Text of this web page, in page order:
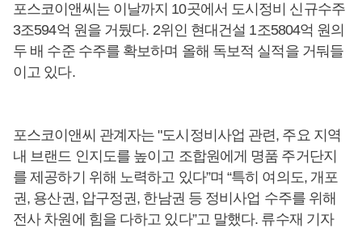
포스코이앤씨는 이날까지 10곳에서 도시정비 신규수주
3조594억 원을 거뒀다. 2위인 현대건설 1조5804억 원의
두 배 수준 수주를 확보하며 올해 독보적 실적을 거둬들
이고 있다.
포스코이앤씨 관계자는 "도시정비사업 관련, 주요 지역
내 브랜드 인지도를 높이고 조합원에게 명품 주거단지
를 제공하기 위해 노력하고 있다”며 “특히 여의도, 개포
권, 용산권, 압구정권, 한남권 등 정비사업 수주를 위해
전사 차원에 힘을 다하고 있다”고 말했다. 류수재 기자